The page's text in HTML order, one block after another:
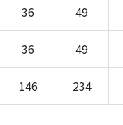
36 49
36 49
146 234